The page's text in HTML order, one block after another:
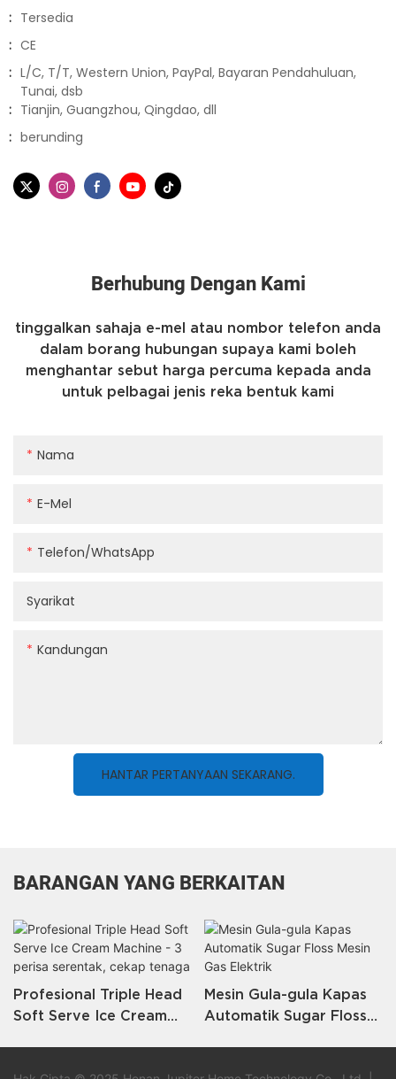
: Tersedia
: CE
: L/C, T/T, Western Union, PayPal, Bayaran Pendahuluan,
Tunai, dsb
: Tianjin, Guangzhou, Qingdao, dll
: berunding
Berhubung Dengan Kami
tinggalkan sahaja e-mel atau nombor telefon anda
dalam borang hubungan supaya kami boleh
menghantar sebut harga percuma kepada anda
untuk pelbagai jenis reka bentuk kami
Nama
E-Mel
Telefon/whatsApp
Syarikat
Kandungan
HANTAR PERTANYAAN SEKARANG.
BARANGAN YANG BERKAITAN
Profesional Triple Head
Soft Serve Ice Cream
Mesin Gula-gula Kapas
Automatik Sugar Floss